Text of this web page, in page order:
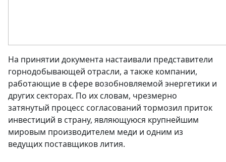
На принятии документа настаивали представители
горнодобывающей отрасли, а также компании,
работающие в сфере возобновляемой энергетики и
других секторах. По их словам, чрезмерно
затянутый процесс согласований тормозил приток
инвестиций в страну, являющуюся крупнейшим
мировым производителем меди и одним из
ведущих поставщиков лития.